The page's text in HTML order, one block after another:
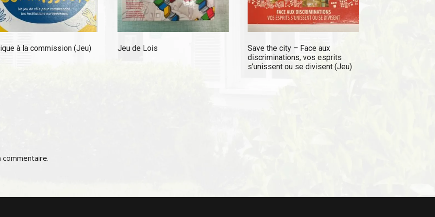
à la commission (Jeu) Jeu de Lois
Save the city – Face aux
discriminations, vos esprits
s’unissent ou se divisent (Jeu)